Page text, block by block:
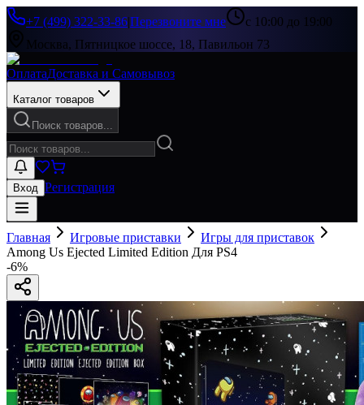
+7 (499) 322-33-86|Перезвоните мне
с 10:00 до 19:00
Москва, Пятницкое шоссе, 18, Павильон 73
ОплатаДоставка и Самовывоз
Каталог товаров
Поиск товаров...
Вход Регистрация
Главная Игровые приставки
Игры для приставок
Among Us Ejected Limited Edition Для PS4
-6%